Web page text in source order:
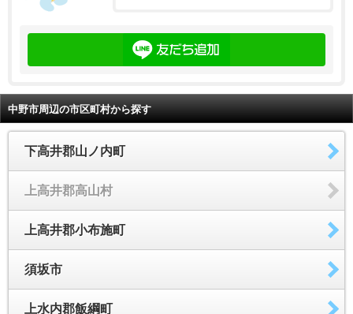
中野市周辺の市区町村から探す
下高井郡山ノ内町
上高井郡高山村
上高井郡小布施町
須坂市
上水内郡飯綱町